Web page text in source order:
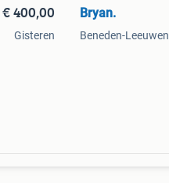
€ 400,00
Gisteren
Bryan.
Beneden-Leeuwen